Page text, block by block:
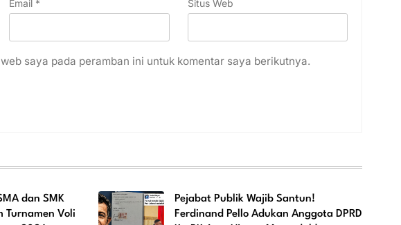
Email * Situs Web
saya pada peramban ini untuk komentar saya berikutnya.
dan SMK
Turnamen Voli
Pejabat Publik Wajib Santun!
Ferdinand Pello Adukan Anggota DPRD